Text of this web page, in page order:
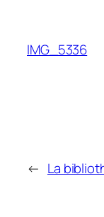
IMG_5336
← La